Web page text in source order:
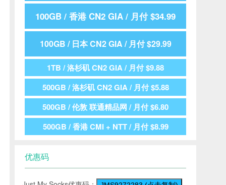
100GB / 香港 CN2 GIA / 月付 $34.99
100GB / 日本 CN2 GIA / 月付 $29.99
1TB / 洛杉矶 CN2 GIA / 月付 $9.88
500GB / 洛杉矶 CN2 GIA / 月付 $5.88
500GB / 伦敦 联通精品网 / 月付 $6.80
500GB / 香港 CMI + NTT / 月付 $8.99
优惠码